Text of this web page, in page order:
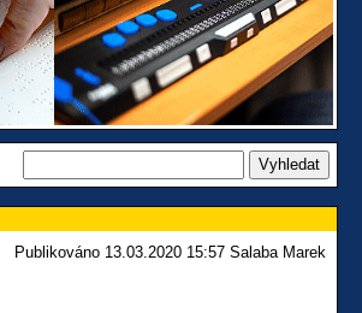
Publikováno 13.03.2020 15:57 Salaba Marek